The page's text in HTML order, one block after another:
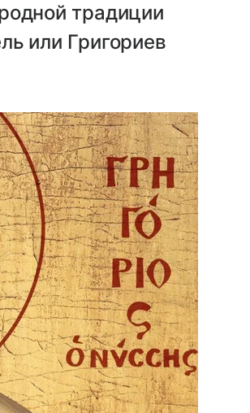
традиции
или Григориев